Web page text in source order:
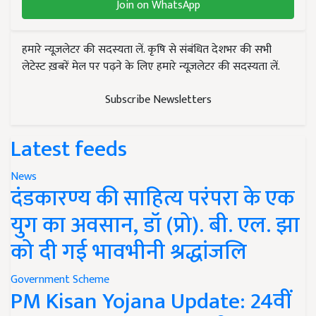
Join on WhatsApp
हमारे न्यूज़लेटर की सदस्यता लें. कृषि से संबंधित देशभर की सभी
लेटेस्ट ख़बरें मेल पर पढ़ने के लिए हमारे न्यूज़लेटर की सदस्यता लें.
Subscribe Newsletters
Latest feeds
News
दंडकारण्य की साहित्य परंपरा के एक
युग का अवसान, डॉ (प्रो). बी. एल. झा
को दी गई भावभीनी श्रद्धांजलि
Government Scheme
PM Kisan Yojana Update: 24वीं